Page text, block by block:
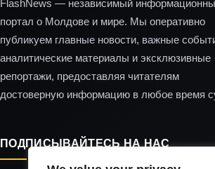
FlashNews — независимый
портал о Молдове и мире. Мы оперативно
публикуем главные новости, важные
аналитические материалы и эксклюзивные
репортажи, предоставляя читателям
достоверную информацию в любое время
ПОДПИСЫВАЙТЕСЬ НА НАС